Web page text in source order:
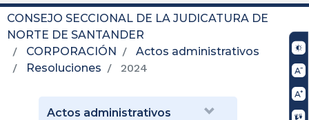
CONSEJO SECCIONAL DE LA JUDICATURA DE
NORTE DE SANTANDER
CORPORACIÓN
Actos administrativos
Resoluciones
2024
Actos administrativos